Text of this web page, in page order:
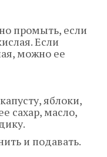
промыть, если
Если
можно ее
яблоки,
сахар, масло,
и подавать.